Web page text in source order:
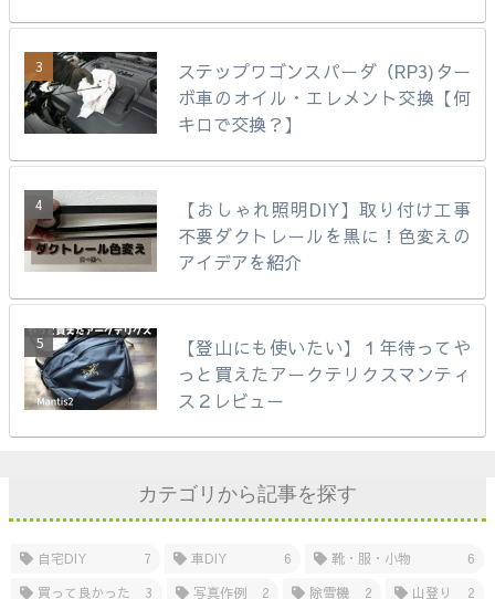
ステップワゴンスパーダ（RP3)ター
ボ車のオイル・エレメント交換【何
キロで交換？】
【おしゃれ照明DIY】取り付け工事
不要ダクトレールを黒に！色変えの
アイデアを紹介
【登山にも使いたい】１年待ってや
っと買えたアークテリクスマンティ
ス２レビュー
カテゴリから記事を探す
自宅DIY 7 車DIY 6 靴・服・小物
6
買って良かった
3 写真作例 2 除雪機 2 山登り 2